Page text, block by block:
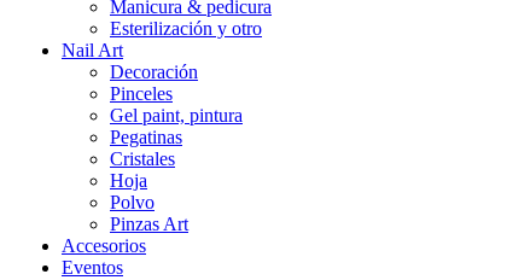
Manicura & pedicura
Esterilización y otro
Nail Art
Decoración
Pinceles
Gel paint, pintura
Pegatinas
Cristales
Hoja
Polvo
Pinzas Art
Accesorios
Eventos